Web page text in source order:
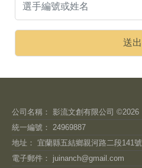
公司名稱： 影流文創有限公司 ©2026
統一編號： 24969887
地址： 宜蘭縣五結鄉親河路二段141號
電子郵件： juinanch@gmail.com